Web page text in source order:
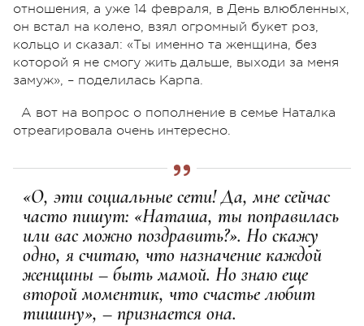
отношения, а уже 14 февраля, в День влюбленных,
он встал на колено, взял огромный букет роз,
кольцо и сказал: «Ты именно та женщина, без
которой я не смогу жить дальше, выходи за меня
замуж», – поделилась Карпа.
А вот на вопрос о пополнение в семье Наталка
отреагировала очень интересно.
«О, эти социальные сети! Да, мне сейчас
часто пишут: «Наташа, ты поправилась
или вас можно поздравить?». Но скажу
одно, я считаю, что назначение каждой
женщины – быть мамой. Но знаю еще
второй моментик, что счастье любит
тишину», – признается она.